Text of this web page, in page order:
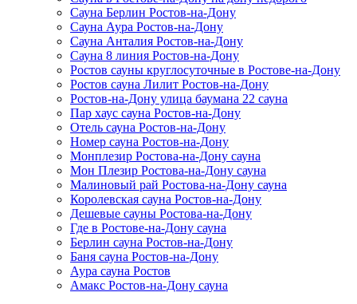
Сауна Берлин Ростов-на-Дону
Сауна Аура Ростов-на-Дону
Сауна Анталия Ростов-на-Дону
Сауна 8 линия Ростов-на-Дону
Ростов сауны круглосуточные в Ростове-на-Дону
Ростов сауна Лилит Ростов-на-Дону
Ростов-на-Дону улица баумана 22 сауна
Пар хаус сауна Ростов-на-Дону
Отель сауна Ростов-на-Дону
Номер сауна Ростов-на-Дону
Монплезир Ростова-на-Дону сауна
Мон Плезир Ростова-на-Дону сауна
Малиновый рай Ростова-на-Дону сауна
Королевская сауна Ростов-на-Дону
Дешевые сауны Ростова-на-Дону
Где в Ростове-на-Дону сауна
Берлин сауна Ростов-на-Дону
Баня сауна Ростов-на-Дону
Аура сауна Ростов
Амакс Ростов-на-Дону сауна